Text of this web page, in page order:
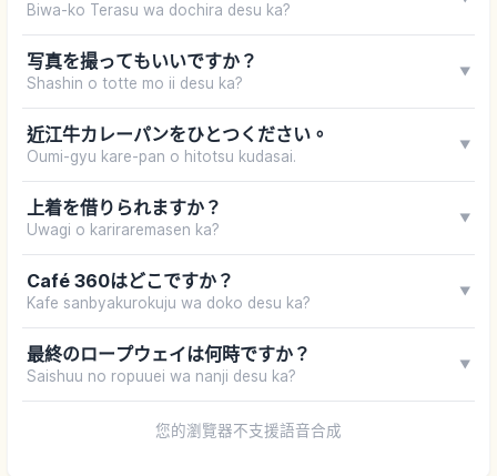
Biwa-ko Terasu wa dochira desu ka?
写真を撮ってもいいですか？
Shashin o totte mo ii desu ka?
▼
近江牛カレーパンをひとつください。
Oumi-gyu kare-pan o hitotsu kudasai.
▼
上着を借りられますか？
Uwagi o kariraremasen ka?
▼
Café 360はどこですか？
Kafe sanbyakurokuju wa doko desu ka?
▼
最終のロープウェイは何時ですか？
Saishuu no ropuuei wa nanji desu ka?
▼
您的瀏覽器不支援語音合成